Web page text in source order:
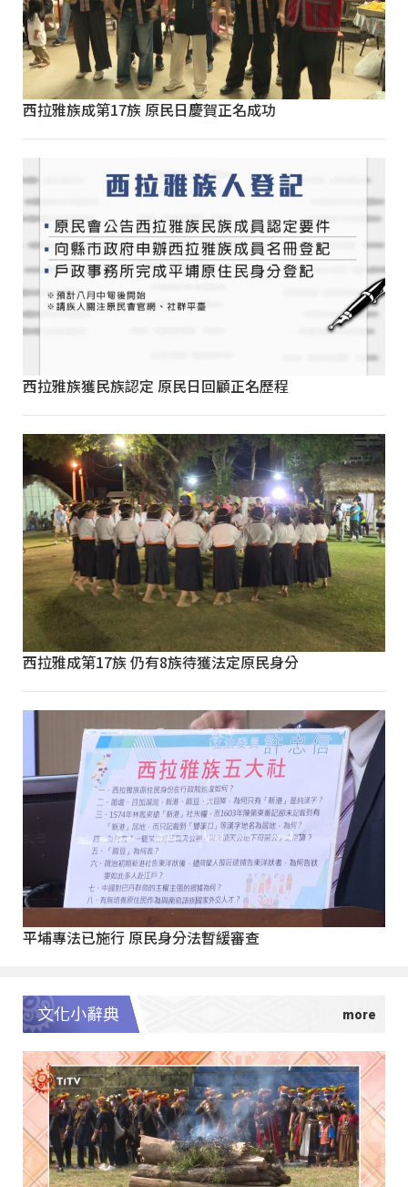
西拉雅族成第17族 原民日慶賀正名成功
西拉雅族獲民族認定 原民日回顧正名歷程
西拉雅成第17族 仍有8族待獲法定原民身分
平埔專法已施行 原民身分法暫緩審查
文化小辭典